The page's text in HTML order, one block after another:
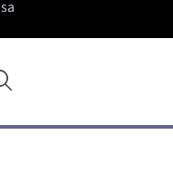
Abrir búsqueda